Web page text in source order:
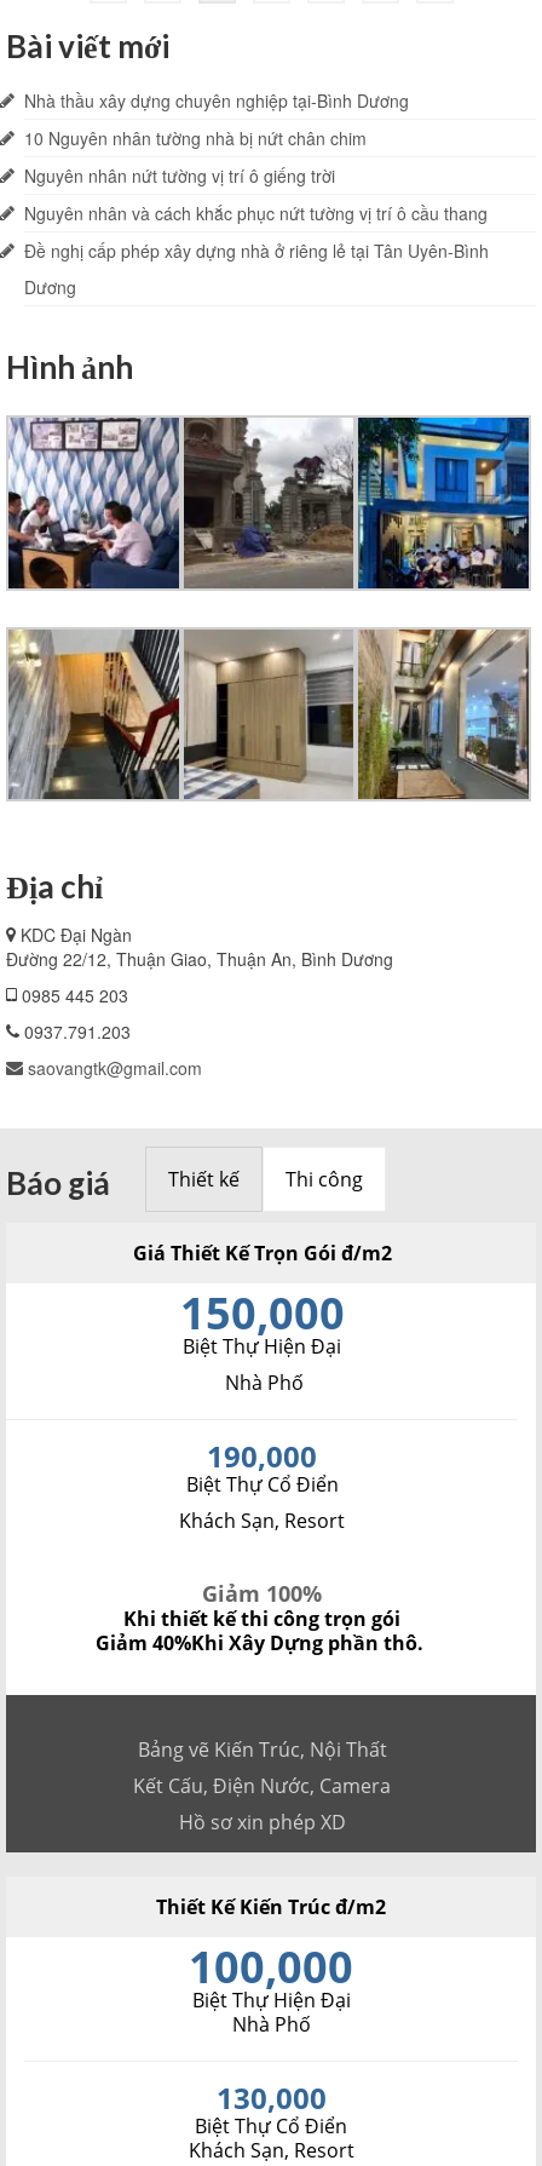
trang
viết
Bài viết mới
Nhà thầu xây dựng chuyên nghiệp tại-Bình Dương
10 Nguyên nhân tường nhà bị nứt chân chim
Nguyên nhân nứt tường vị trí ô giếng trời
Nguyên nhân và cách khắc phục nứt tường vị trí ô cầu thang
Đề nghị cấp phép xây dựng nhà ở riêng lẻ tại Tân Uyên-Bình
Dương
Hình ảnh
Địa chỉ
KDC Đại Ngàn
Đường 22/12, Thuận Giao, Thuận An, Bình Dương
0985 445 203
0937.791.203
saovangtk@gmail.com
Báo giá Thiết kế Thi công
Giá Thiết Kế Trọn Gói đ/m2
150,000
Biệt Thự Hiện Đại
Nhà Phố
190,000
Biệt Thự Cổ Điển
Khách Sạn, Resort
Giảm 100%
Khi thiết kế thi công trọn gói
Giảm 40%Khi Xây Dựng phần thô.
Bảng vẽ Kiến Trúc, Nội Thất
Kết Cấu, Điện Nước, Camera
Hồ sơ xin phép XD
Thiết Kế Kiến Trúc đ/m2
100,000
Biệt Thự Hiện Đại
Nhà Phố
130,000
Biệt Thự Cổ Điển
Khách Sạn, Resort